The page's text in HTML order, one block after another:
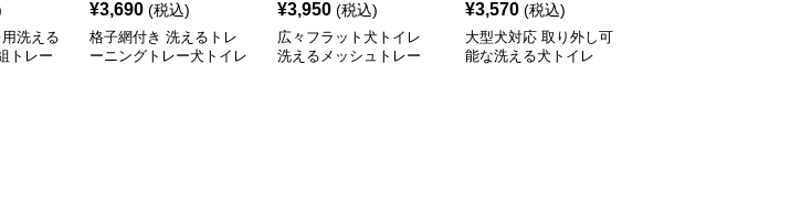
洗える
トレー
¥3,690 (税込)
格子網付き 洗えるトレ
ーニングトレー犬トイレ
¥3,950 (税込)
広々フラット犬トイレ
洗えるメッシュトレー
¥3,570 (税込)
大型犬対応 取り外し可
能な洗える犬トイレ